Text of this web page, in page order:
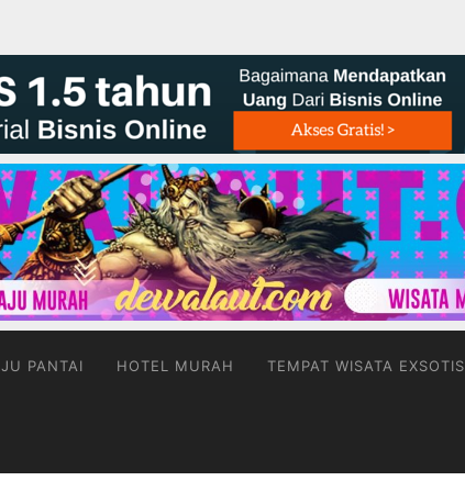
PANTAI HOTEL MURAH TEMPAT WISATA EXSOTIS